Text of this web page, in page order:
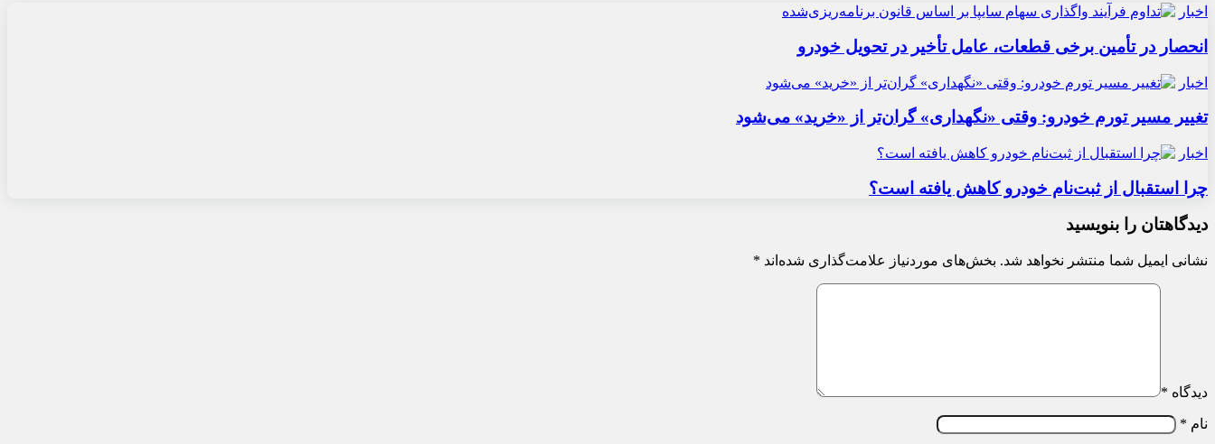
اخبار
انحصار در تأمین برخی قطعات، عامل تأخیر در تحویل خودرو
اخبار
تغییر مسیر تورم خودرو: وقتی «نگهداری» گران‌تر از «خرید» می‌شود
اخبار
چرا استقبال از ثبت‌نام خودرو کاهش یافته است؟
دیدگاهتان را بنویسید
نشانی ایمیل شما منتشر نخواهد شد. بخش‌های موردنیاز علامت‌گذاری شده‌اند *
دیدگاه *
نام *